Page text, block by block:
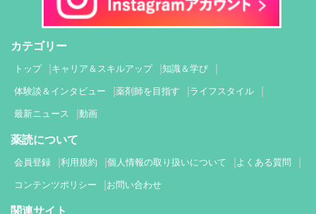
カテゴリー
トップ キャリア＆スキルアップ 知識＆学び
体験談＆インタビュー 薬剤師を目指す ライフスタイル
最新ニュース 動画
薬読について
会員登録 利用規約 個人情報の取り扱いについて よくある質問
コンテンツポリシー お問い合わせ
関連サイト